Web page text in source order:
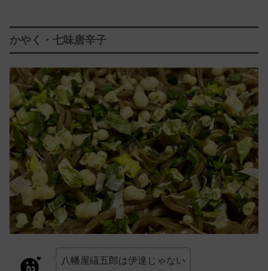
かやく・七味唐辛子
八幡屋礒五郎は伊達じゃない